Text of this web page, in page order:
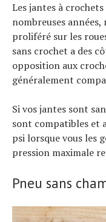
Les jantes à
nombreuses
proliféré sur les
sans crochet a des
opposition aux
généralement
Si vos jantes sont
sont compatibles et
psi lorsque vous les
pression maximale
Pneu sans